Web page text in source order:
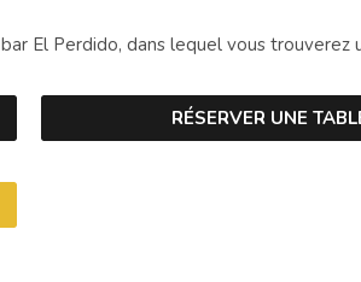
El Perdido, dans lequel vous
RÉSERVER UNE